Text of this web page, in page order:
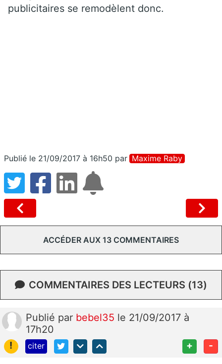
publicitaires se remodèlent donc.
Publié le 21/09/2017 à 16h50 par Maxime Raby
ACCÉDER AUX 13 COMMENTAIRES
COMMENTAIRES DES LECTEURS (13)
Publié par bebel35 le 21/09/2017 à
17h20
!
citer + -